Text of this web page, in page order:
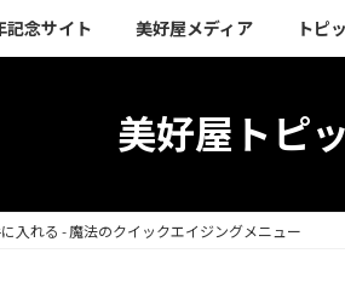
記念サイト 美好屋メディア トピ
美好屋トピ
入れる - 魔法のクイックエイジングメニュー